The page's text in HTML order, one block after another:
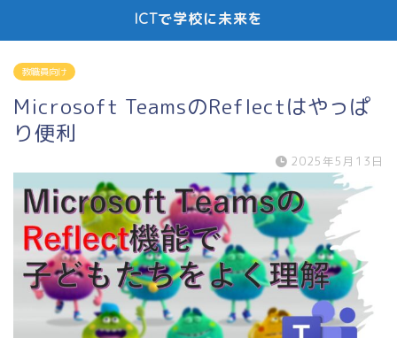
ICTで学校に未来を
教職員向け
Microsoft TeamsのReflectはやっぱ
り便利
2025年5月13日